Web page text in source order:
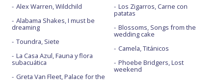
Alex Warren, Wildchild
Alabama Shakes, I must be
dreaming
Toundra, Siete
La Casa Azul, Fauna y flora
subacuática
Greta Van Fleet, Palace for the
Los Zigarros, Carne con
patatas
Blossoms, Songs from the
wedding cake
Camela, Titánicos
Phoebe Bridgers, Lost
weekend